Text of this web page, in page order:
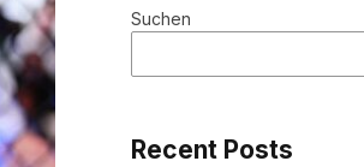
Suchen
Recent Posts